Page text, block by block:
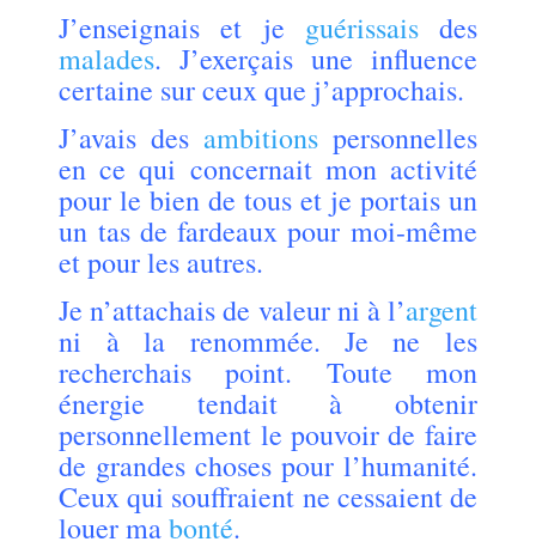
J’enseignais et je guérissaisdes
malades. J’exerçais une influence
certaine sur ceux que j’approchais.
J’avais des ambitionspersonnelles
en ce qui concernait mon activité
pour le bien de tous et je portais un
un tas de fardeaux pour moi-même
et pour les autres.
Je n’attachais de valeur ni à l’argent
ni à la renommée. Je ne les
recherchais point. Toute mon
énergie tendait à obtenir
personnellement le pouvoir de faire
de grandes choses pour l’humanité.
Ceux qui souffraient ne cessaient de
louer mabonté.